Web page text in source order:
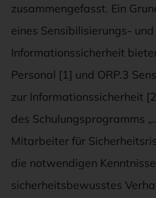
zusammengefasst. Ein
eines Sensibilisierungs-
Informationssicherheit
Personal [1] und ORP.3
zur Informationssicherheit
des Schulungsprogramms
Mitarbeiter für
die notwendigen
sicherheitsbewusstes